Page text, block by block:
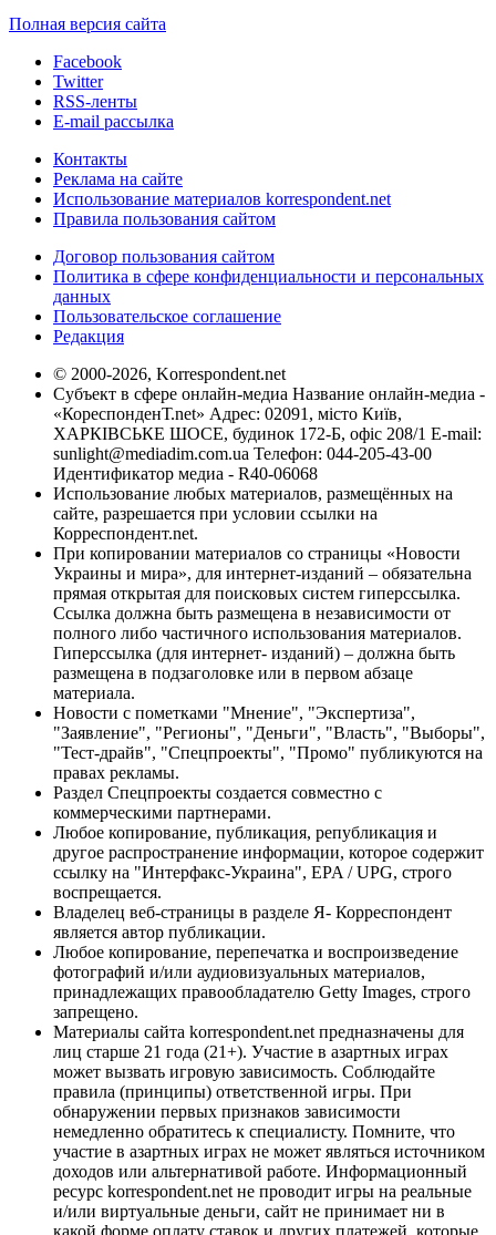
Полная версия сайта
Facebook
Twitter
RSS-ленты
E-mail рассылка
Контакты
Реклама на сайте
Использование материалов korrespondent.net
Правила пользования сайтом
Договор пользования сайтом
Политика в сфере конфиденциальности и персональных
данных
Пользовательское соглашение
Редакция
© 2000-2026, Korrespondent.net
Субъект в сфере онлайн-медиа Название онлайн-медиа -
«КореспонденТ.net» Адрес: 02091, місто Київ,
ХАРКІВСЬКЕ ШОСЕ, будинок 172-Б, офіс 208/1 E-mail:
sunlight@mediadim.com.ua Телефон: 044-205-43-00
Идентификатор медиа - R40-06068
Использование любых материалов, размещённых на
сайте, разрешается при условии ссылки на
Корреспондент.net.
При копировании материалов со страницы «Новости
Украины и мира», для интернет-изданий – обязательна
прямая открытая для поисковых систем гиперссылка.
Ссылка должна быть размещена в независимости от
полного либо частичного использования материалов.
Гиперссылка (для интернет- изданий) – должна быть
размещена в подзаголовке или в первом абзаце
материала.
Новости с пометками "Мнение", "Экспертиза",
"Заявление", "Регионы", "Деньги", "Власть", "Выборы",
"Тест-драйв", "Спецпроекты", "Промо" публикуются на
правах рекламы.
Раздел Спецпроекты создается совместно с
коммерческими партнерами.
Любое копирование, публикация, републикация и
другое распространение информации, которое содержит
ссылку на "Интерфакс-Украина", EPA / UPG, строго
воспрещается.
Владелец веб-страницы в разделе Я- Корреспондент
является автор публикации.
Любое копирование, перепечатка и воспроизведение
фотографий и/или аудиовизуальных материалов,
принадлежащих правообладателю Getty Images, строго
запрещено.
Материалы сайта korrespondent.net предназначены для
лиц старше 21 года (21+). Участие в азартных играх
может вызвать игровую зависимость. Соблюдайте
правила (принципы) ответственной игры. При
обнаружении первых признаков зависимости
немедленно обратитесь к специалисту. Помните, что
участие в азартных играх не может являться источником
доходов или альтернативой работе. Информационный
ресурс korrespondent.net не проводит игры на реальные
и/или виртуальные деньги, сайт не принимает ни в
какой форме оплату ставок и других платежей, которые